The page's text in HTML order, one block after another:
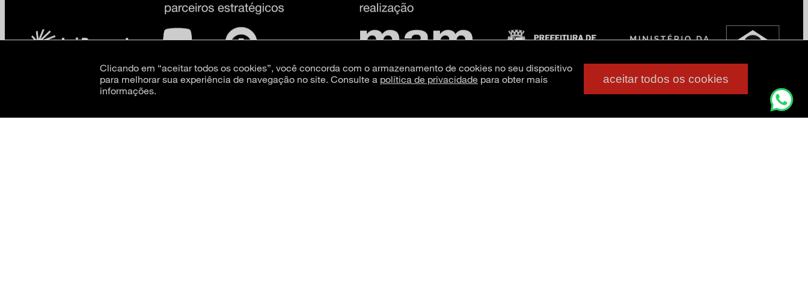
CNPJ: 62.520.218/0001-24Razão social: Museu de Arte Moderna de São Paulo
Clicando em “aceitar todos os cookies”, você concorda com o armazenamento de cookies no seu dispositivo
para melhorar sua experiência de navegação no site. Consulte a política de privacidade para obter mais
informações.
aceitar todos os cookies